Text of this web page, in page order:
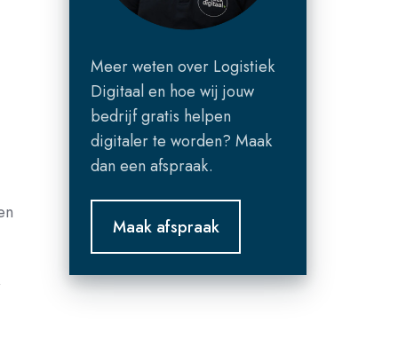
Meer weten over Logistiek
Digitaal en hoe wij jouw
bedrijf gratis helpen
digitaler te worden? Maak
dan een afspraak.